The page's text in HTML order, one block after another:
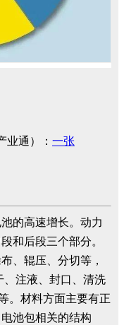
业通）： 一张
的高速增长。动力
和后段三个部分。
、辊压、分切等，
、注液、封口、清洗
。材料方面主要有正
池包相关的结构